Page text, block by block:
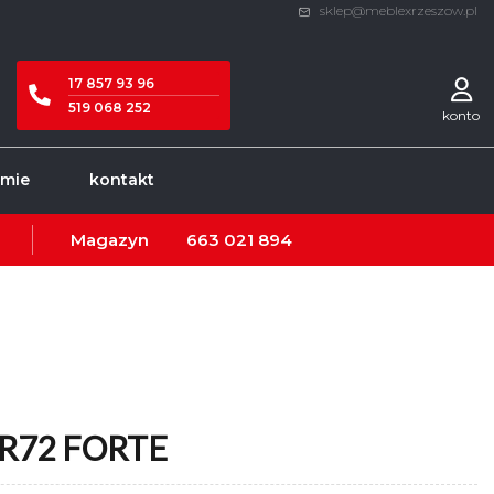
sklep@meblexrzeszow.pl
17 857 93 96
519 068 252
konto
kontakt
Magazyn 663 021 894
FORTE